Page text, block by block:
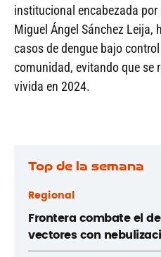
institucional encabezada por
Miguel Ángel Sánchez Leija,
casos de dengue bajo
comunidad, evitando que se
vivida en 2024.
Top de la semana
Regional
Frontera combate el
vectores con